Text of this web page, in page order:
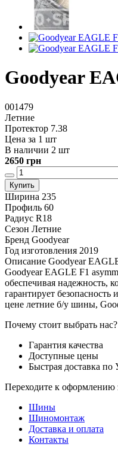
Goodyear
001479
Летние
Протектор 7.38
Цена за 1 шт
В наличии 2 шт
2650 грн
Купить
Ширина 235
Профиль 60
Радиус R18
Сезон Летние
Бренд Goodyear
Год изготовления 2019
Описание Goodyear
Goodyear EAGLE F1
обеспечивая надежность,
гарантирует
цене летние б/у шины,
Почему стоит выбрать нас?
Гарантия качества
Доступные цены
Быстрая доставка по
Переходите к оформлению
Шины
Шиномонтаж
Доставка и оплата
Контакты